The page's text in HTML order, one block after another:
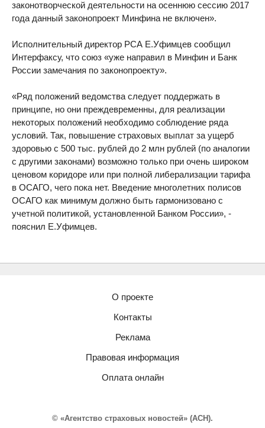
законотворческой деятельности на осеннюю сессию 2017
года данный законопроект Минфина не включен».
Исполнительный директор РСА Е.Уфимцев сообщил
Интерфаксу, что союз «уже направил в Минфин и Банк
России замечания по законопроекту».
«Ряд положений ведомства следует поддержать в
принципе, но они преждевременны, для реализации
некоторых положений необходимо соблюдение ряда
условий. Так, повышение страховых выплат за ущерб
здоровью с 500 тыс. рублей до 2 млн рублей (по аналогии
с другими законами) возможно только при очень широком
ценовом коридоре или при полной либерализации тарифа
в ОСАГО, чего пока нет. Введение многолетних полисов
ОСАГО как минимум должно быть гармонизовано с
учетной политикой, установленной Банком России», -
пояснил Е.Уфимцев.
О проекте
Контакты
Реклама
Правовая информация
Оплата онлайн
© «Агентство страховых новостей» (АСН).